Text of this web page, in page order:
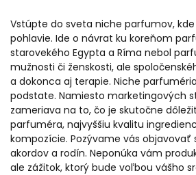
Vstúpte do sveta niche parfumov,
pohlavie. Ide o návrat ku koreňom
starovekého Egypta a Ríma nebol
mužnosti či ženskosti, ale
a dokonca aj terapie. Niche
podstate. Namiesto marketingových
zameriava na to, čo je skutočne
parfuméra, najvyššiu kvalitu
kompozície. Pozývame vás objavovať
akordov a rodín. Neponúka vám
ale zážitok, ktorý bude voľbou vášho